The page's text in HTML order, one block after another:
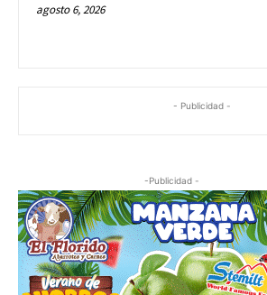
agosto 6, 2026
- Publicidad -
-Publicidad -